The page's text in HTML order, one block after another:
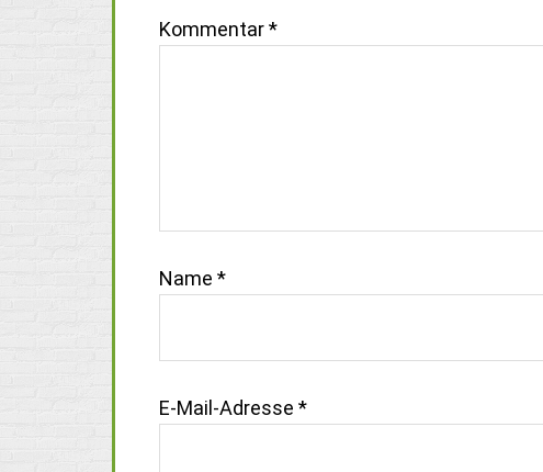
Kommentar*
Name *
E-Mail-Adresse *